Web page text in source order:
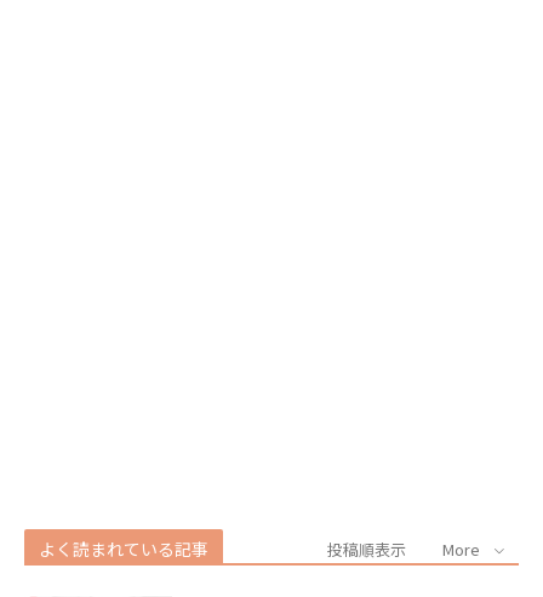
よく読まれている記事 投稿順表示 More